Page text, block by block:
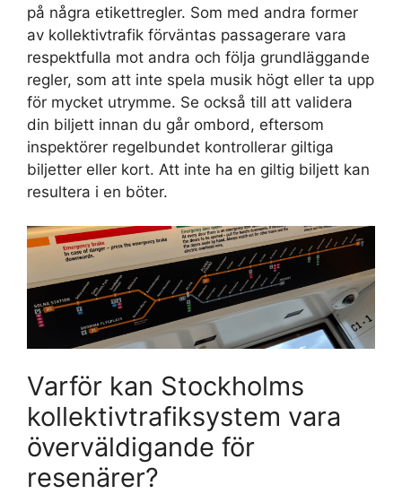
på några etikettregler. Som med andra former
av kollektivtrafik förväntas passagerare vara
respektfulla mot andra och följa grundläggande
regler, som att inte spela musik högt eller ta upp
för mycket utrymme. Se också till att validera
din biljett innan du går ombord, eftersom
inspektörer regelbundet kontrollerar giltiga
biljetter eller kort. Att inte ha en giltig biljett kan
resultera i en böter.
Varför kan Stockholms
kollektivtrafiksystem vara
överväldigande för
resenärer?